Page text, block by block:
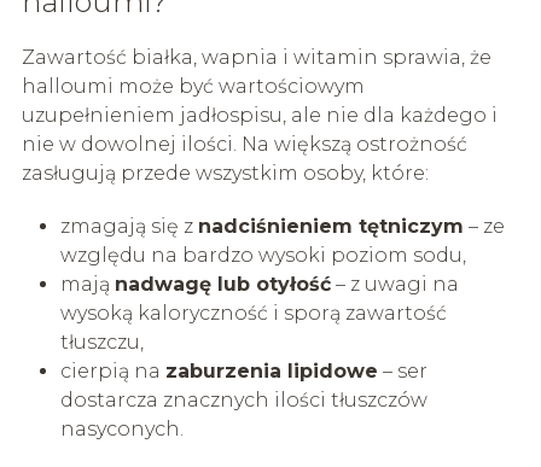
Zawartość białka, wapnia i witamin sprawia, że
halloumi może być wartościowym
uzupełnieniem jadłospisu, ale nie dla każdego i
nie w dowolnej ilości. Na większą ostrożność
zasługują przede wszystkim osoby, które:
zmagają się z nadciśnieniem tętniczym – ze
względu na bardzo wysoki poziom sodu,
mają nadwagę lub otyłość– z uwagi na
wysoką kaloryczność i sporą zawartość
tłuszczu,
cierpią na zaburzenia lipidowe – ser
dostarcza znacznych ilości tłuszczów
nasyconych.